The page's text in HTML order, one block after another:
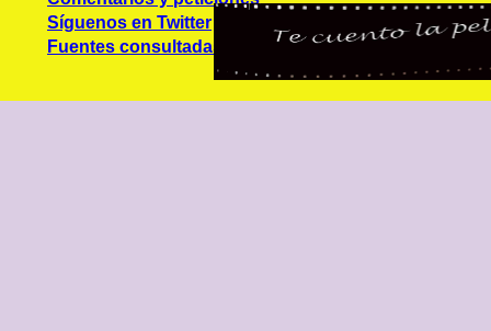
Síguenos en Twitter
Fuentes consultadas